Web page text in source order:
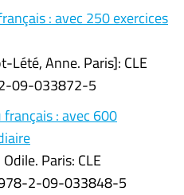
: avec 250 exercices
Lété, Anne. Paris]: CLE
09-033872-5
: avec 600
Paris: CLE
2-09-033848-5